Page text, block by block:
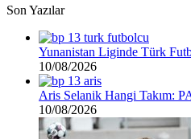
Son Yazılar
Yunanistan Liginde Türk
10/08/2026
Aris Selanik Hangi Takım:
10/08/2026